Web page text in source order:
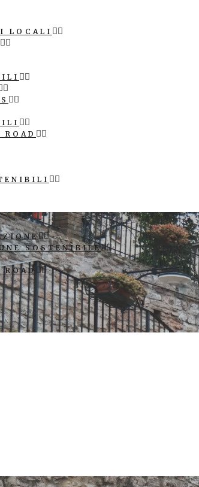
LOCALI
SOSTENIBILE